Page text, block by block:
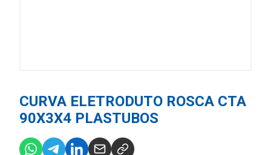
CURVA ELETRODUTO ROSCA CTA
90X3X4 PLASTUBOS